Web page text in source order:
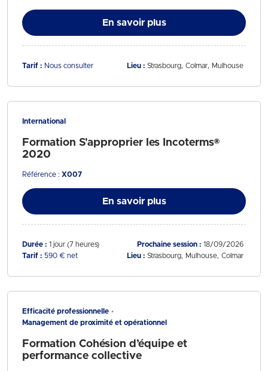
En savoir plus
Tarif : Nous consulter Lieu : Strasbourg Colmar Mulhouse
International
Formation S'approprier les Incoterms®
2020
Référence : X007
En savoir plus
Durée : 1 jour (7 heures) Prochaine session : 18/09/2026
Tarif : 590 € net Lieu : Strasbourg Mulhouse Colmar
Efficacité professionnelle
Management de proximité et opérationnel
Formation Cohésion d’équipe et
performance collective